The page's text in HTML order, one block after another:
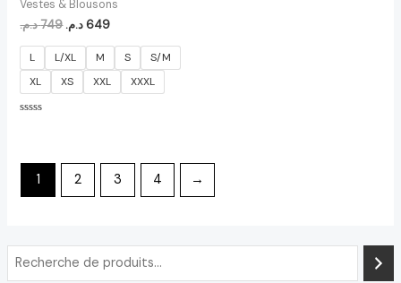
Vestes & Blousons
749د.م. 649 د.م.
L L/XL M S
S/M
XL
XS XXL XXXL
1 2 3 4 →